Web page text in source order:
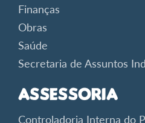
Finanças
Obras
Saúde
Secretaria de Assuntos
Assessoria
Controladoria Interna do